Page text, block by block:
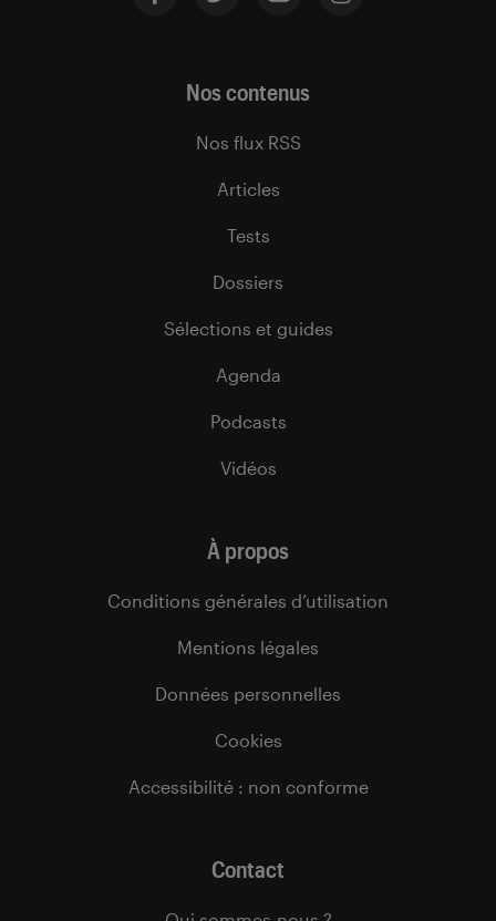
Nos contenus
Nos flux RSS
Articles
Tests
Dossiers
Sélections et guides
Agenda
Podcasts
Vidéos
À propos
Conditions générales d’utilisation
Mentions légales
Données personnelles
Cookies
Accessibilité : non conforme
Contact